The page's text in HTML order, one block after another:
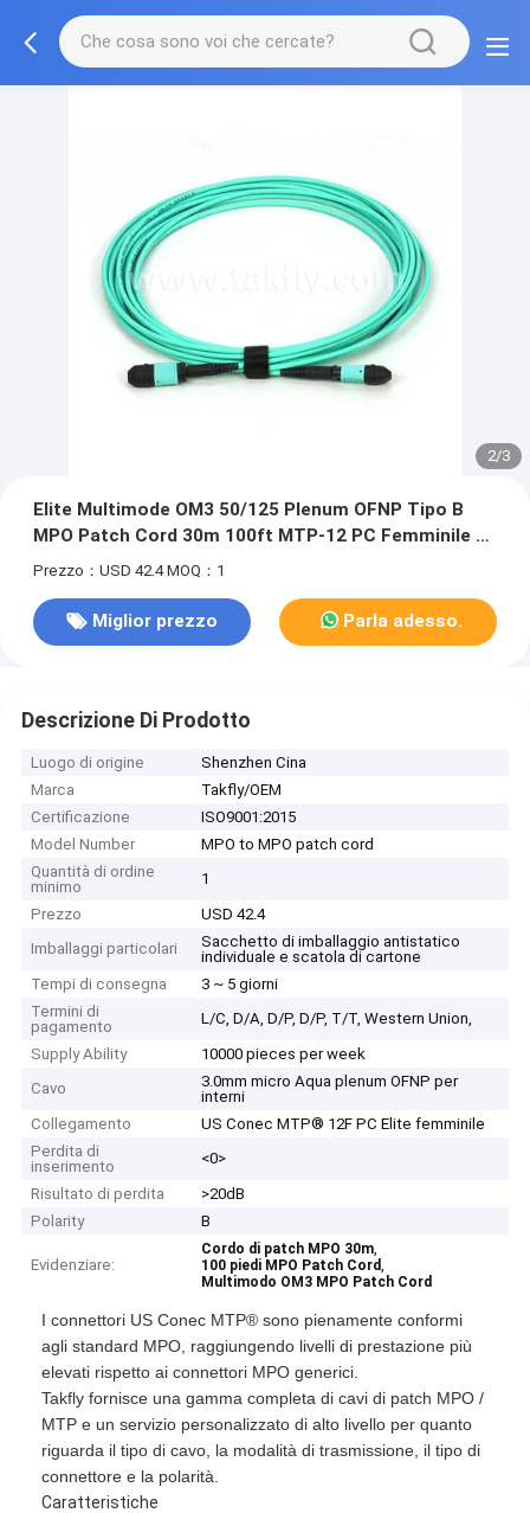
2/3
Elite Multimode OM3 50/125 Plenum OFNP Tipo B
MPO Patch Cord 30m 100ft MTP-12 PC Femminile a
MTP-12 PC Femminile
Prezzo：USD 42.4 MOQ：1
Miglior prezzo Parla adesso.
Descrizione Di Prodotto
Luogo di origine
Shenzhen Cina
Marca
Takfly/OEM
Certificazione
ISO9001:2015
Model Number
MPO to MPO patch cord
Quantità di ordine
minimo
1
Prezzo
USD 42.4
Imballaggi particolari
Sacchetto di imballaggio antistatico
individuale e scatola di cartone
Tempi di consegna
3 ~ 5 giorni
Termini di
pagamento
L/C, D/A, D/P, D/P, T/T, Western Union,
Supply Ability
10000 pieces per week
Cavo
3.0mm micro Aqua plenum OFNP per
interni
Collegamento
US Conec MTP® 12F PC Elite femminile
Perdita di
inserimento
<0>
Risultato di perdita
>20dB
Polarity
B
Evidenziare:
Cordo di patch MPO 30m,
100 piedi MPO Patch Cord,
Multimodo OM3 MPO Patch Cord
I connettori US Conec MTP® sono pienamente conformi
agli standard MPO, raggiungendo livelli di prestazione più
elevati rispetto ai connettori MPO generici.
Takfly fornisce una gamma completa di cavi di patch MPO /
MTP e un servizio personalizzato di alto livello per quanto
riguarda il tipo di cavo, la modalità di trasmissione, il tipo di
connettore e la polarità.
Caratteristiche